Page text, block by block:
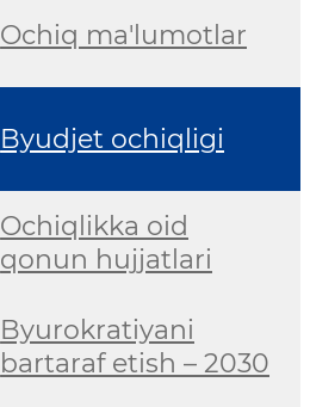
Ochiq ma'lumotlar
Byudjet ochiqligi
Ochiqlikka oid
qonun hujjatlari
Byurokratiyani
bartaraf etish – 2030